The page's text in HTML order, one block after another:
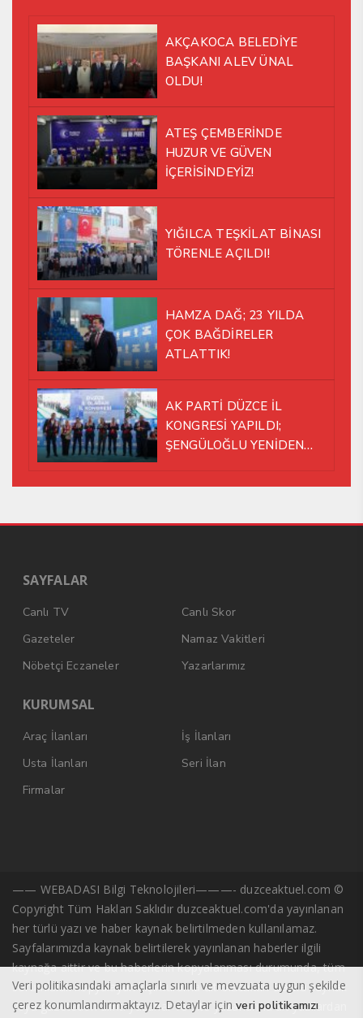
AKÇAKOCA BELEDİYE
BAŞKANI ALEV ÜNAL
OLDU!
ATEŞ ÇEMBERİNDE
HUZUR VE GÜVEN
İÇERİSİNDEYİZ!
YIĞILCA TEŞKİLAT BİNASI
TÖRENLE AÇILDI!
HAMZA DAĞ; 23 YILDA
ÇOK BAĞDİRELER
ATLATTIK!
AK PARTİ DÜZCE İL
KONGRESİ YAPILDI;
ŞENGÜLOĞLU YENİDEN
SAYFALAR
Canlı TV
Canlı Skor
Gazeteler
Namaz Vakitleri
Nöbetçi Eczaneler
Yazarlarımız
KURUMSAL
Araç İlanları
İş İlanları
Usta İlanları
Seri İlan
Firmalar
—— WEBADASI Bilgi Teknolojileri———- duzceaktuel.com ©
Copyright Tüm Hakları Saklıdır duzceaktuel.com'da yayınlanan
her türlü yazı ve haber kaynak belirtilmeden kullanılamaz.
Sayfalarımızda kaynak belirtilerek yayınlanan haberler ilgili
kaynağa aittir ve bu haberlerin kopyalanması durumunda, tüm
sorumluluk kopyalayan kişi/kuruma ait olacaktır. Başka kaynak
veya gazeteden alıntı yazarlar ve site yazarlarına ait yazılardan
Veri politikasındaki amaçlarla sınırlı ve mevzuata uygun şekilde
çerez konumlandırmaktayız. Detaylar içinveri politikamızı